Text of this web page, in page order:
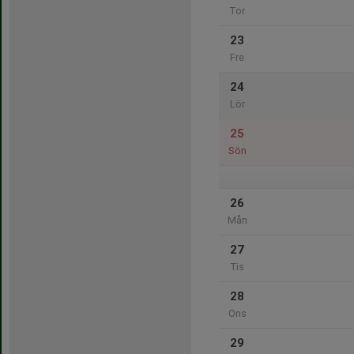
Tor
23
Fre
24
Lör
25
Sön
26
Mån
27
Tis
28
Ons
29